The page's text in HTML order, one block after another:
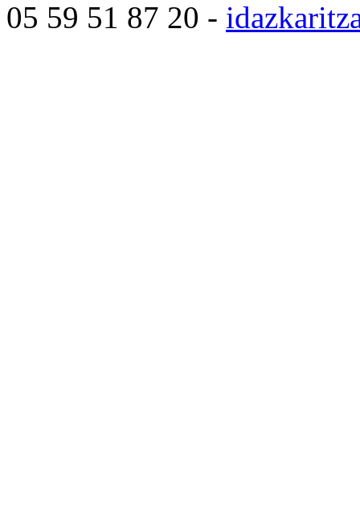
05 59 51 87 20 -